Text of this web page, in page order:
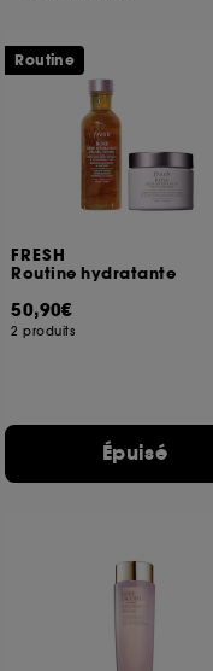
FRESH
Routine hydratante
50,90€
2 produits
Épuisé
Routine